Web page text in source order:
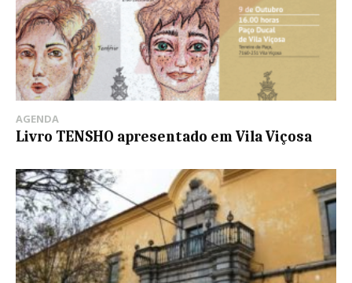
AGENDA
Livro TENSHO apresentado em Vila Viçosa